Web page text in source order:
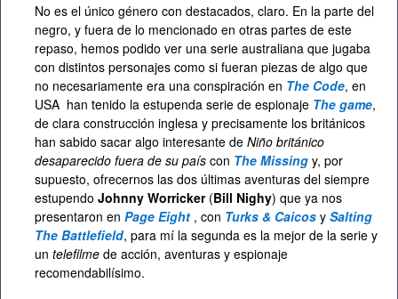
No es el único género con destacados, claro. En la parte del
negro, y fuera de lo mencionado en otras partes de este
repaso, hemos podido ver una serie australiana que jugaba
con distintos personajes como si fueran piezas de algo que
no necesariamente era una conspiración en The Code, en
USA han tenido la estupenda serie de espionaje The game,
de clara construcción inglesa y precisamente los británicos
han sabido sacar algo interesante de Niño británico
desaparecido fuera de su país con The Missing y, por
supuesto, ofrecernos las dos últimas aventuras del siempre
estupendo Johnny Worricker (Bill Nighy) que ya nos
presentaron en Page Eight , con Turks & Caicos y Salting
The Battlefield, para mí la segunda es la mejor de la serie y
un telefilme de acción, aventuras y espionaje
recomendabilísimo.